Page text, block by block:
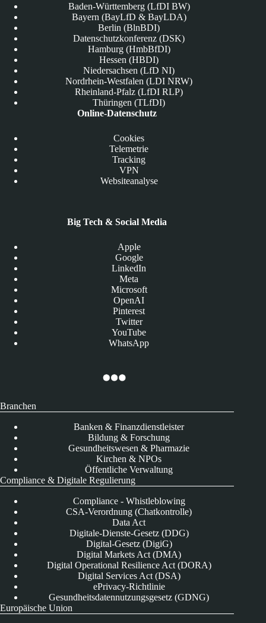
Baden-Württemberg (LfDI BW)
Bayern (BayLfD & BayLDA)
Berlin (BlnBDI)
Datenschutzkonferenz (DSK)
Hamburg (HmbBfDI)
Hessen (HBDI)
Niedersachsen (LfD NI)
Nordrhein-Westfalen (LDI NRW)
Rheinland-Pfalz (LfDI RLP)
Thüringen (TLfDI)
Online-Datenschutz
Cookies
Telemetrie
Tracking
VPN
Websiteanalyse
Big Tech & Social Media
Apple
Google
LinkedIn
Meta
Microsoft
OpenAI
Pinterest
Twitter
YouTube
WhatsApp
Branchen
Banken & Finanzdienstleister
Bildung & Forschung
Gesundheitswesen & Pharmazie
Kirchen & NPOs
Öffentliche Verwaltung
Compliance & Digitale Regulierung
Compliance - Whistleblowing
CSA-Verordnung (Chatkontrolle)
Data Act
Digitale-Dienste-Gesetz (DDG)
Digital-Gesetz (DigiG)
Digital Markets Act (DMA)
Digital Operational Resilience Act (DORA)
Digital Services Act (DSA)
ePrivacy-Richtlinie
Gesundheitsdatennutzungsgesetz (GDNG)
Europäische Union